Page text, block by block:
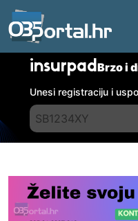
insurpadBrzo i
Unesi registraciju i